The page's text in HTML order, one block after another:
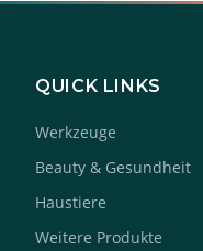
QUICK LINKS
Werkzeuge
Beauty & Gesundheit
Haustiere
Weitere Produkte